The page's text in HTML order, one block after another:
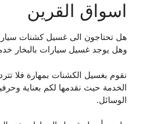
اسواق القرين
هل تحتاجون الى غسيل كشنات
وهل يوجد غسيل سيارات بالبخار
نقوم بغسيل الكشنات بمهارة فلا
الخدمة حيث نقدمها لكم بعناية
الوسائل.